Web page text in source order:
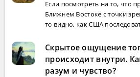
Если посмотреть на то, что
Ближнем Востоке с точки
то видно, как США
Скрытое ощущение
происходит внутри.
разум и чувство?